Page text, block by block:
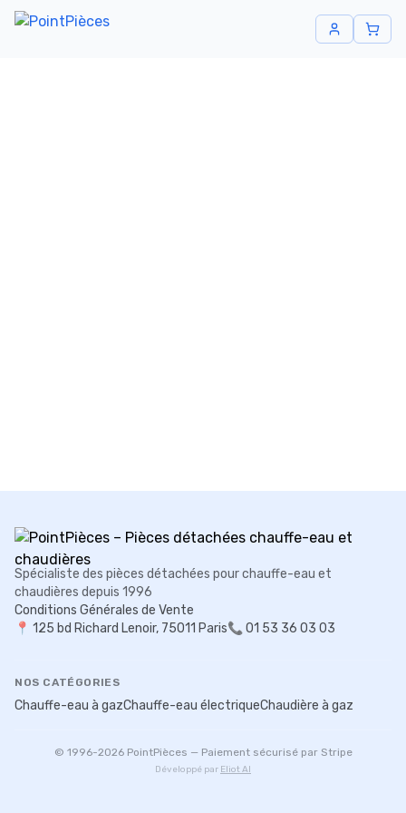
Spécialiste des pièces détachées pour chauffe-eau et
chaudières depuis 1996
Conditions Générales de Vente
📍 125 bd Richard Lenoir, 75011 Paris📞 01 53 36 03 03
NOS CATÉGORIES
Chauffe-eau à gazChauffe-eau électriqueChaudière à gaz
© 1996-2026PointPièces — Paiement sécurisé par Stripe
Développé par Eliot AI